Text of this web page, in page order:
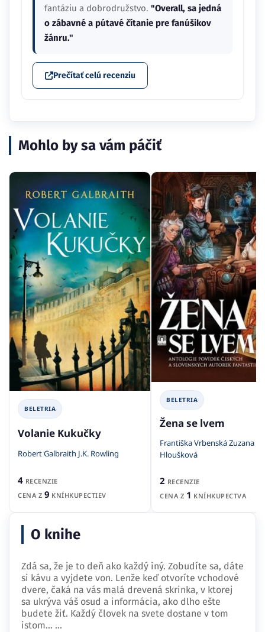
fantáziu a dobrodružstvo. "Overall, sa jedná
o zábavné a pútavé čítanie pre fanúšikov
žánru."
Prečítať celú recenziu
Mohlo by sa vám páčiť
BELETRIA
Volanie Kukučky
Robert Galbraith J.K. Rowling
4 RECENZIE
CENA Z 9 KNÍHKUPECTIEV
BELETRIA
Žena se lvem
Františka Vrbenská Zuzana
Hloušková
2 RECENZIE
CENA Z 1 KNÍHKUPECTVA
O knihe
Zdá sa, že je to deň ako každý iný. Zobudíte sa, dáte
si kávu a vyjdete von. Lenže keď otvoríte vchodové
dvere, čaká na vás malá drevená skrinka, v ktorej
sa ukrýva váš osud a informácia, ako dlho ešte
budete žiť. Každý človek na svete dostane v tom
istom… ...